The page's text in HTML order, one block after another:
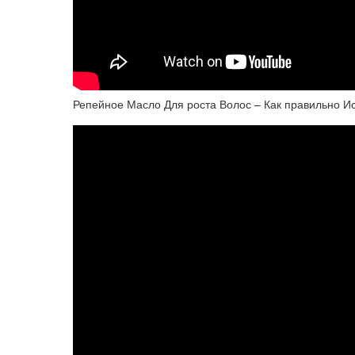
Репейное Масло Для роста Волос – Как правильно